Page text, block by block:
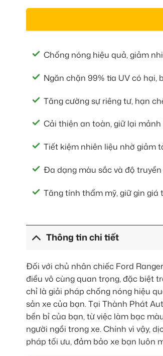
Chống nóng hiệu quả, giảm
Ngăn chặn 99% tia UV có hại,
Tăng cường sự riêng tư, hạn
Cải thiện an toàn, giữ lại
Tiết kiệm nhiên liệu nhờ giảm
Đa dạng màu sắc và độ
Tăng tính thẩm mỹ, giữ gìn giá
Thông tin chi tiết
Đối với chủ nhân chiếc Ford
điều vô cùng quan trọng, đặc biệt
chỉ là giải pháp chống nóng hiệu
sản xe của bạn. Tại Thành Phát
bền bỉ của bạn, từ việc làm bạc
người ngồi trong xe. Chính vì vậy,
pháp tối ưu, đảm bảo xe bạn luôn